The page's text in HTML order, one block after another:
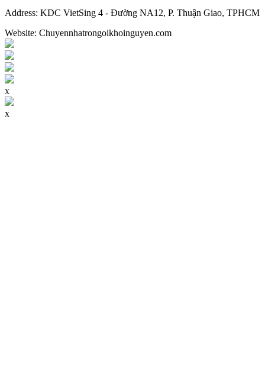
Address: KDC VietSing 4 - Đường NA12, P. Thuận Giao, TPHCM
Website: Chuyennhatrongoikhoinguyen.com
x
x